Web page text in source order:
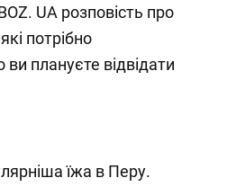
UA розповість про
потрібно
плануєте відвідати
їжа в Перу.